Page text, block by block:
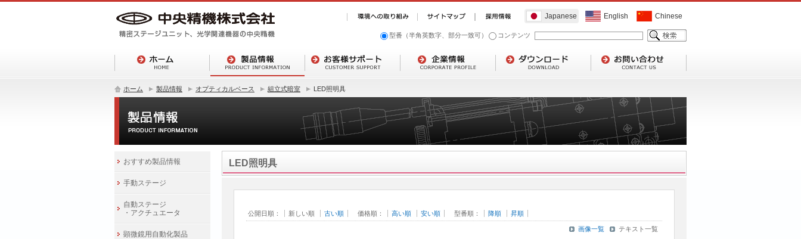
Japanese English Chinese
型番（半角英数字、部分一致可） コンテンツ
ホーム 製品情報 オプティカルベース 組立式暗室 LED照明具
LED照明具
公開日順： 新しい順 古い順 価格順： 高い順 安い順 型番順： 降順 昇順
画像一覧 テキスト一覧
おすすめ製品情報
手動ステージ
自動ステージ
・アクチュエータ
顕微鏡用自動化製品